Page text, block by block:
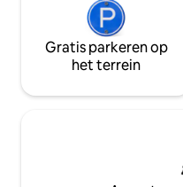
Gratis parkeren op
het terrein